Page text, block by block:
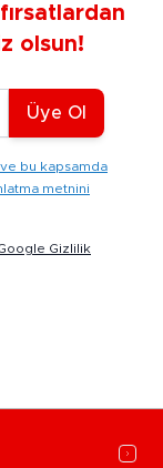
olsun!
Üye Ol
bu kapsamda
metnini
Gizlilik